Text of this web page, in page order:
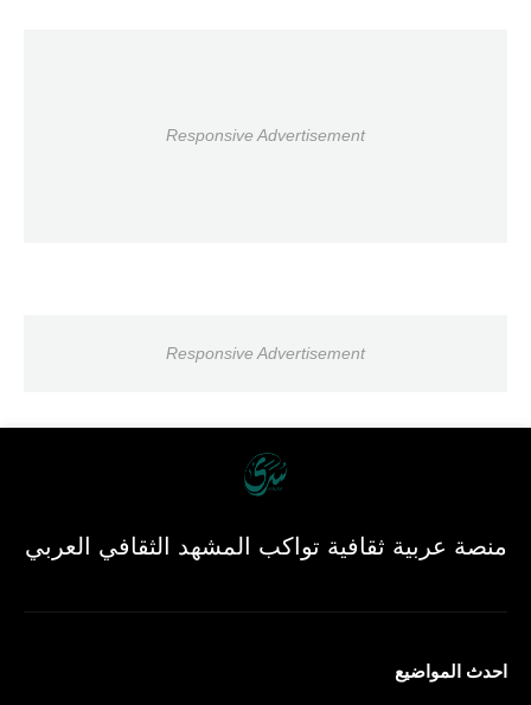
Responsive Advertisement
Responsive Advertisement
منصة عربية ثقافية تواكب المشهد الثقافي العربي
احدث المواضيع